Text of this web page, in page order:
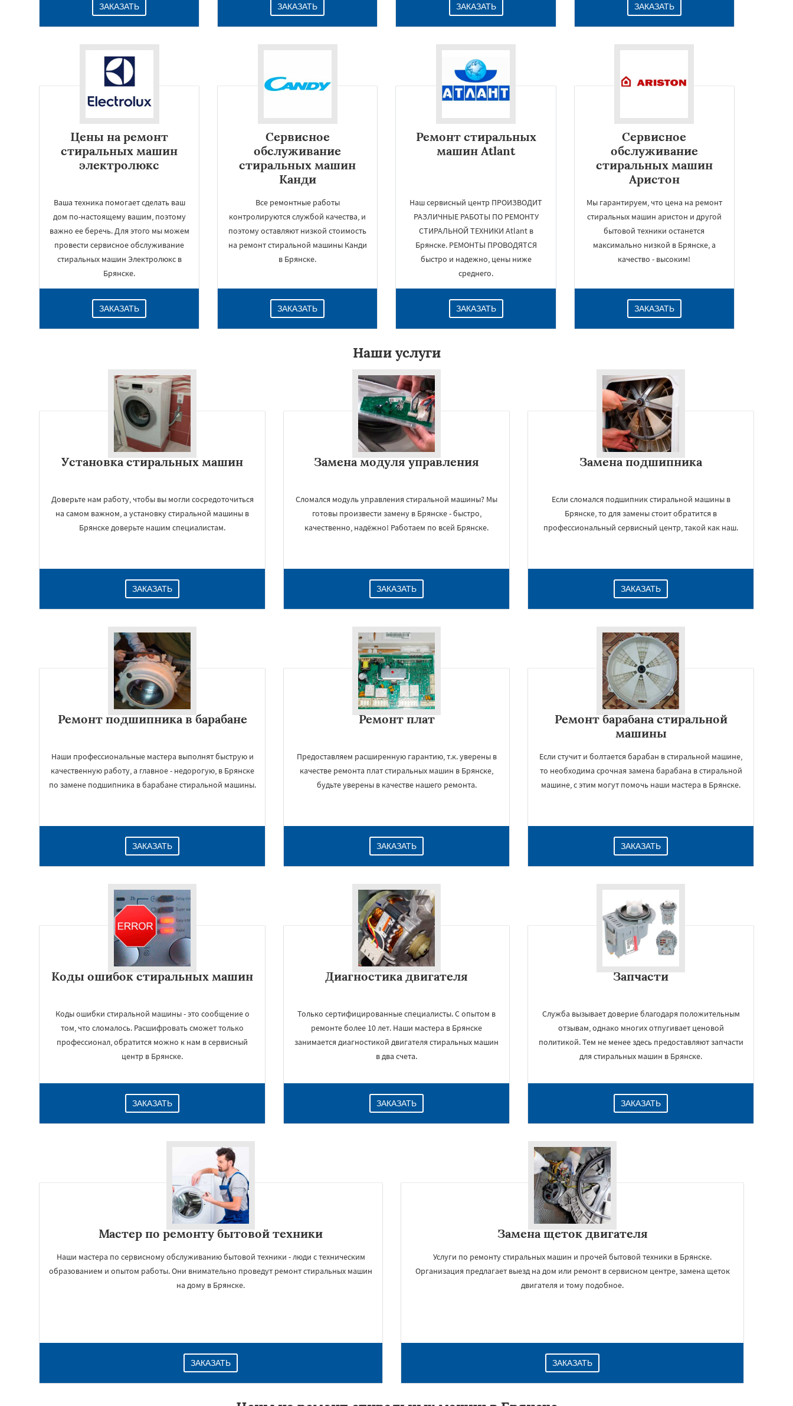
ЗАКАЗАТЬ ЗАКАЗАТЬ ЗАКАЗАТЬ ЗАКАЗАТЬ
Цены на ремонт
стиральных машин
электролюкс
Ваша техника помогает сделать ваш
дом по-настоящему вашим, поэтому
важно ее беречь. Для этого мы можем
провести сервисное обслуживание
стиральных машин Электролюкс в
Брянске.
ЗАКАЗАТЬ
Сервисное
обслуживание
стиральных машин
Канди
Все ремонтные работы
контролируются службой качества, и
поэтому оставляют низкой стоимость
на ремонт стиральной машины Канди
в Брянске.
ЗАКАЗАТЬ
Ремонт стиральных
машин Atlant
Наш сервисный центр ПРОИЗВОДИТ
РАЗЛИЧНЫЕ РАБОТЫ ПО РЕМОНТУ
СТИРАЛЬНОЙ ТЕХНИКИ Atlant в
Брянске. РЕМОНТЫ ПРОВОДЯТСЯ
быстро и надежно, цены ниже
среднего.
ЗАКАЗАТЬ
Сервисное
обслуживание
стиральных машин
Аристон
Мы гарантируем, что цена на ремонт
стиральных машин аристон и другой
бытовой техники останется
максимально низкой в Брянске, а
качество - высоким!
ЗАКАЗАТЬ
Наши услуги
Установка стиральных машин
Доверьте нам работу, чтобы вы могли сосредоточиться
на самом важном, а установку стиральной машины в
Брянске доверьте нашим специалистам.
ЗАКАЗАТЬ
Замена модуля управления
Сломался модуль управления стиральной машины? Мы
готовы произвести замену в Брянске - быстро,
качественно, надёжно! Работаем по всей Брянске.
ЗАКАЗАТЬ
Замена подшипника
Если сломался подшипник стиральной машины в
Брянске, то для замены стоит обратится в
профессиональный сервисный центр, такой как наш.
ЗАКАЗАТЬ
Ремонт подшипника в барабане
Наши профессиональные мастера выполнят быструю и
качественную работу, а главное - недорогую, в Брянске
по замене подшипника в барабане стиральной машины.
ЗАКАЗАТЬ
Ремонт плат
Предоставляем расширенную гарантию, т.к. уверены в
качестве ремонта плат стиральных машин в Брянске,
будьте уверены в качестве нашего ремонта.
ЗАКАЗАТЬ
Ремонт барабана стиральной
машины
Если стучит и болтается барабан в стиральной машине,
то необходима срочная замена барабана в стиральной
машине, с этим могут помочь наши мастера в Брянске.
ЗАКАЗАТЬ
Коды ошибок стиральных машин
Коды ошибки стиральной машины - это сообщение о
том, что сломалось. Расшифровать сможет только
профессионал, обратится можно к нам в сервисный
центр в Брянске.
ЗАКАЗАТЬ
Диагностика двигателя
Только сертифицированные специалисты. С опытом в
ремонте более 10 лет. Наши мастера в Брянске
занимается диагностикой двигателя стиральных машин
в два счета.
ЗАКАЗАТЬ
Запчасти
Служба вызывает доверие благодаря положительным
отзывам, однако многих отпугивает ценовой
политикой. Тем не менее здесь предоставляют запчасти
для стиральных машин в Брянске.
ЗАКАЗАТЬ
Мастер по ремонту бытовой техники
Наши мастера по сервисному обслуживанию бытовой техники - люди с техническим
образованием и опытом работы. Они внимательно проведут ремонт стиральных машин
на дому в Брянске.
ЗАКАЗАТЬ
Замена щеток двигателя
Услуги по ремонту стиральных машин и прочей бытовой техники в Брянске.
Организация предлагает выезд на дом или ремонт в сервисном центре, замена щеток
двигателя и тому подобное.
ЗАКАЗАТЬ
×